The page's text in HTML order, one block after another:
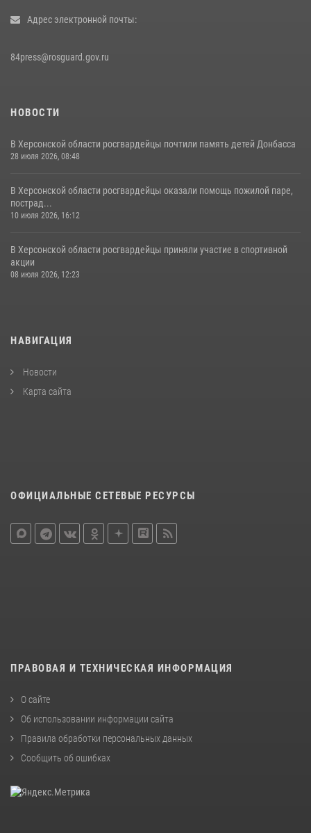
Адрес электронной почты:
84press@rosguard.gov.ru
НОВОСТИ
В Херсонской области росгвардейцы почтили память детей Донбасса
28 июля 2026, 08:48
В Херсонской области росгвардейцы оказали помощь пожилой паре,
пострад...
10 июля 2026, 16:12
В Херсонской области росгвардейцы приняли участие в спортивной
акции
08 июля 2026, 12:23
НАВИГАЦИЯ
Новости
Карта сайта
ОФИЦИАЛЬНЫЕ СЕТЕВЫЕ РЕСУРСЫ
ПРАВОВАЯ И ТЕХНИЧЕСКАЯ ИНФОРМАЦИЯ
О сайте
Об использовании информации сайта
Правила обработки персональных данных
Сообщить об ошибках